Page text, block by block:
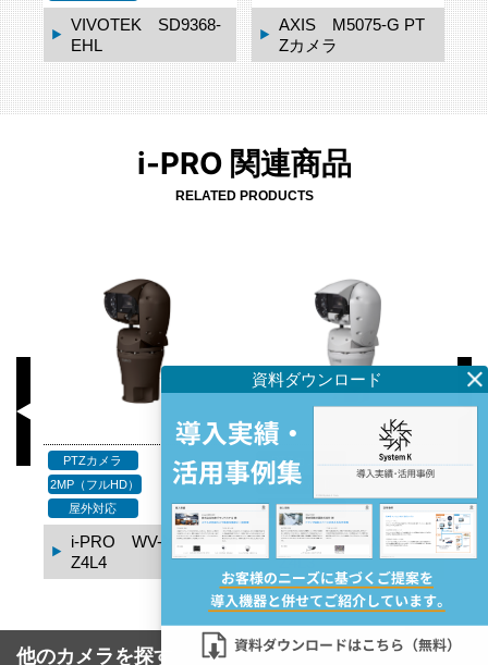
VIVOTEK SD9368-
EHL
AXIS M5075-G PT
Zカメラ
i-PRO 関連商品
RELATED PRODUCTS
PTZカメラ
2MP（フルHD）
屋外対応
i-PRO WV-X67301-
Z4L4
PTZカメラ
2MP（フルHD）
屋外対応
i-PRO WV-X67301-
Z4L3
他のカメラを探す